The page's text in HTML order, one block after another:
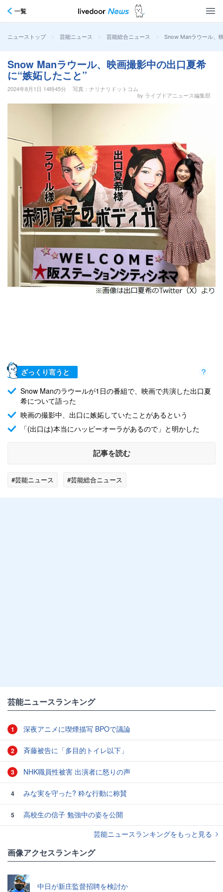
一覧
ニューストップ > 芸能ニュース > 芸能総合ニュース > Snow Manラウール、
Snow Manラウール、映画撮影中の出口夏希
に“嫉妬したこと”
2024年8月1日 14時45分
写真：ナリナリドットコム
by ライブドアニュース編集部
ざっくり言うと
Snow Manのラウールが1日の番組で、映画で共演した出口夏
希について語った
映画の撮影中、出口に嫉妬していたことがあるという
「(出口は)本当にハッピーオーラがあるので」と明かした
記事を読む
#芸能ニュース #芸能総合ニュース
芸能ニュースランキング
1 深夜アニメに喫煙描写 BPOで議論
2 斉藤被告に「多目的トイレ以下」
3 NHK職員性被害 出演者に怒りの声
4 みな実を守った? 粋な行動に称賛
5
高校生の信子 勉強中の姿を公開
芸能ニュースランキングをもっと見る
画像アクセスランキング
中日が新庄監督招聘を検討か